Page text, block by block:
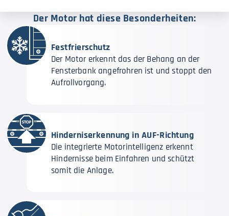
Der Motor hat diese Besonderheiten:
Festfrierschutz
Der Motor erkennt das der Behang an der
Fensterbank angefrohren ist und stoppt den
Aufrollvorgang.
Hinderniserkennung in AUF-Richtung
Die integrierte Motorintelligenz erkennt
Hindernisse beim Einfahren und schützt
somit die Anlage.